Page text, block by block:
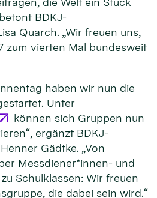
BDKJ-
Quarch. „Wir freuen uns,
zum vierten Mal bundesweit
haben wir nun die
Unter
können sich Gruppen nun
ergänzt BDKJ-
Gädtke. „Von
Messdiener*innen- und
Schulklassen: Wir freuen
die dabei sein wird.“